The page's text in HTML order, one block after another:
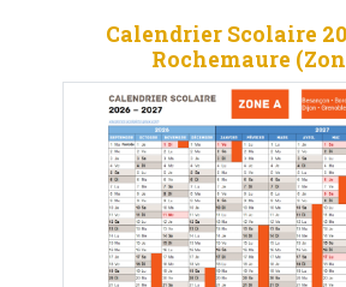
Calendrier Scolaire
Rochemaure